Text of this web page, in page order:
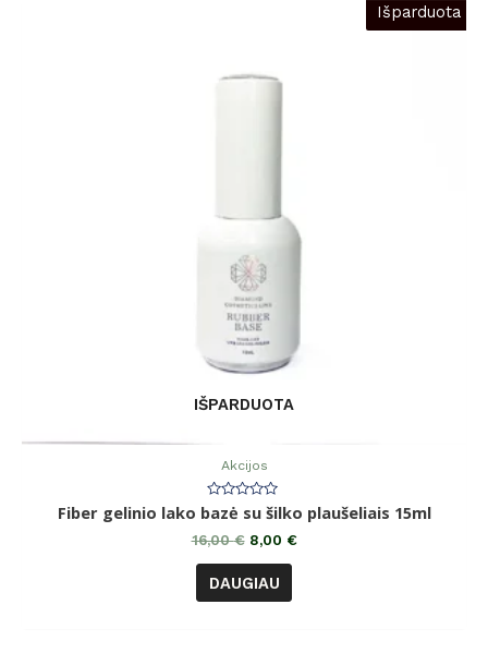
Išparduota
IŠPARDUOTA
Akcijos
Įvertinimas:
0
iš
5
Fiber gelinio lako bazė su šilko plaušeliais 15ml
16,00€ 8,00 €
DAUGIAU